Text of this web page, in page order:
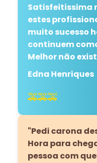
Satisfeitissima
estes
muito sucesso
continuem
Melhor não
Edna Henriques
🚕🚕🚕
"Pedi carona
Hora para
pessoa com